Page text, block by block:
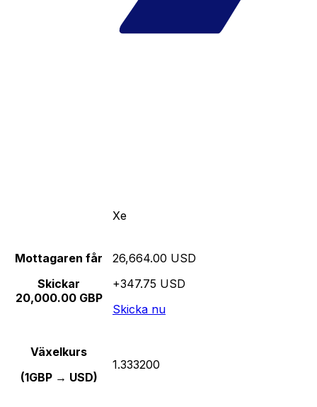
Xe
Mottagaren får
Skickar
20,000.00 GBP
26,664.00 USD
+347.75 USD
Skicka nu
Växelkurs
(1GBP → USD)
1.333200